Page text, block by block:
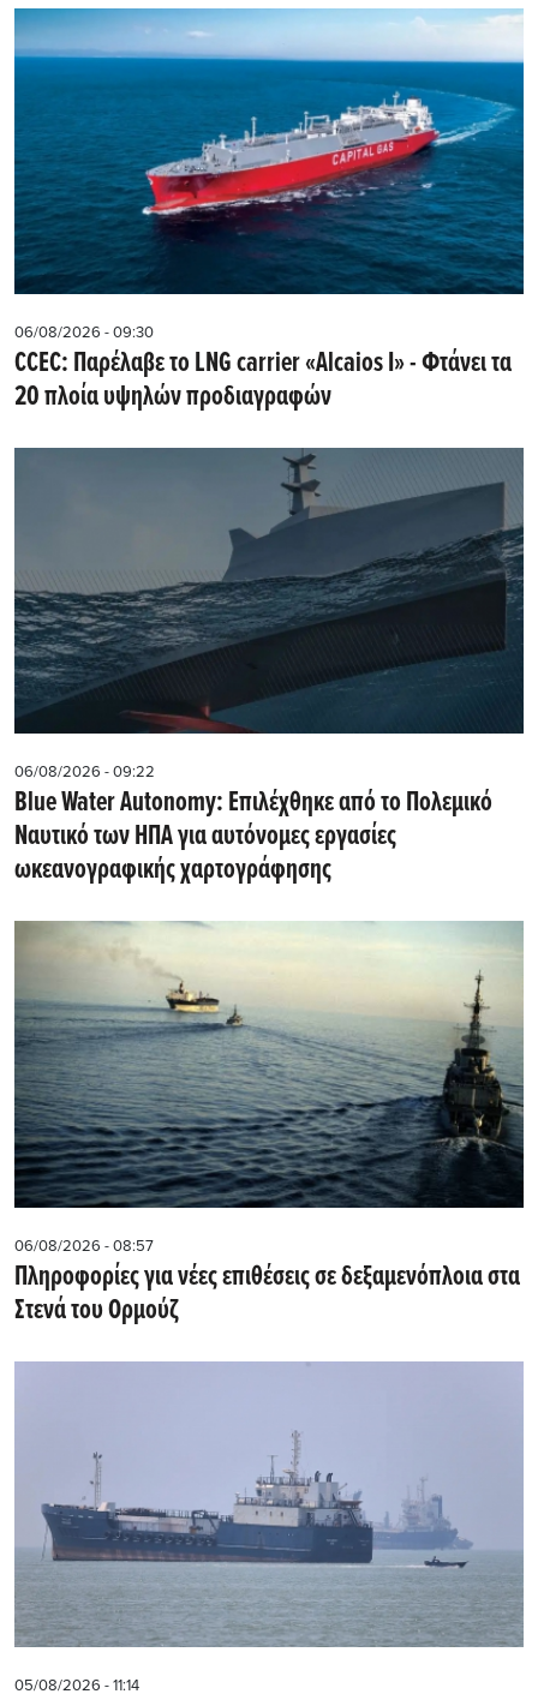
06/08/2026 - 09:30
CCEC: Παρέλαβε το LNG carrier «Alcaios I» - Φτάνει τα
20 πλοία υψηλών προδιαγραφών
06/08/2026 - 09:22
Blue Water Autonomy: Επιλέχθηκε από το Πολεμικό
Ναυτικό των ΗΠΑ για αυτόνομες εργασίες
ωκεανογραφικής χαρτογράφησης
06/08/2026 - 08:57
Πληροφορίες για νέες επιθέσεις σε δεξαμενόπλοια στα
Στενά του Ορμούζ
05/08/2026 - 11:14